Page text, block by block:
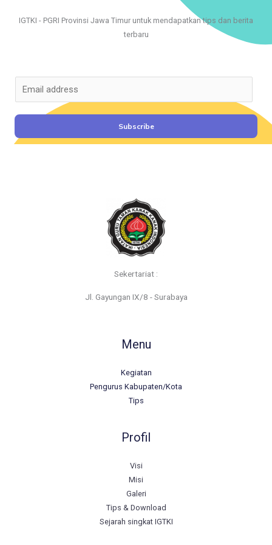
IGTKI - PGRI Provinsi Jawa Timur untuk mendapatkan tips dan berita
terbaru
l
Subscribe
Sekertariat :
Jl. Gayungan IX/8 - Surabaya
Menu
Kegiatan
Pengurus Kabupaten/Kota
Tips
Profil
Visi
Misi
Galeri
Tips & Download
Sejarah singkat IGTKI